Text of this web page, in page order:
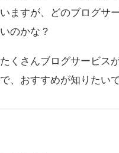
いますが、どのブログサ
いのかな？
たくさんブログサービス
で、おすすめが知りたいで